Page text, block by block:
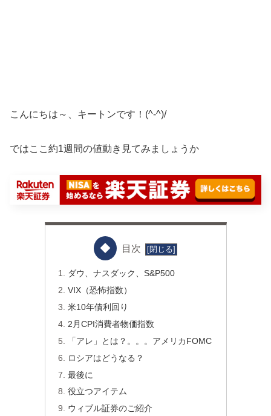
こんにちは～、キートンです！(^-^)/
ではここ約1週間の値動き見てみましょうか
目次
ダウ、ナスダック、S&P500
VIX（恐怖指数）
米10年債利回り
2月CPI消費者物価指数
「アレ」とは？。。。アメリカFOMC
ロシアはどうなる？
最後に
役立つアイテム
ウィブル証券のご紹介